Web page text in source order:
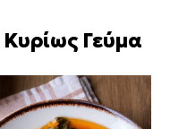
Κυρίως Γεύμα